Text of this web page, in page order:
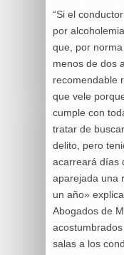
“Si el
por
que, por
menos de dos
recomendable
que vele
cumple con
tratar de
delito, pero
acarreará días
aparejada una
un año»
Abogados de
salas a los